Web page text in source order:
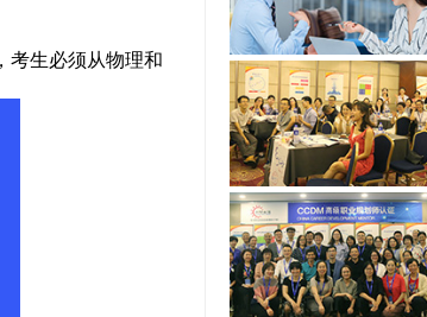
考生必须从物理和